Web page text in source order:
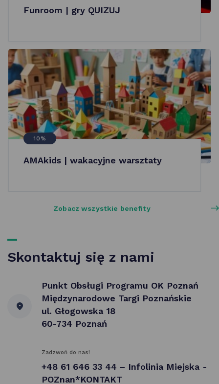
Funroom | gry QUIZUJ
10%
AMAkids | wakacyjne warsztaty
Zobacz wszystkie benefity
Skontaktuj się z nami
Punkt Obsługi Programu OK Poznań
Międzynarodowe Targi Poznańskie
ul. Głogowska 18
60-734 Poznań
Zadzwoń do nas!
+48 61 646 33 44 – Infolinia Miejska -
POZnan*KONTAKT